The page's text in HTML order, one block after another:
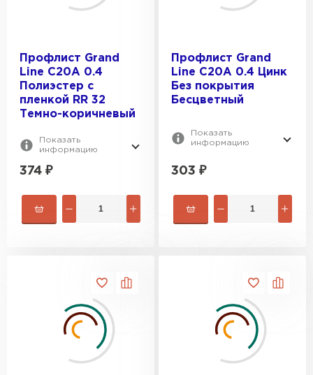
Профлист Grand
Line C20A 0.4
Полиэстер с
пленкой RR 32
Темно-коричневый
Показать
информацию
374 ₽
Профлист Grand
Line C20A 0.4 Цинк
Без покрытия
Бесцветный
Показать
информацию
303 ₽